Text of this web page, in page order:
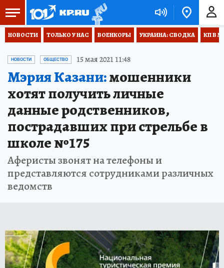
НОВОСТИ ТОЛЬКО У НАС ВОЕНКОРЫ УКРАИНА: СВОДКА КП В
НОВОСТИ ОБЩЕСТВО 15 мая 2021 11:48
Мэрия Казани:мошенники
хотят получить личные
данные родственников,
пострадавших при стрельбе в
школе №175
Аферисты звонят на телефоны и
представляются сотрудниками различных
ведомств